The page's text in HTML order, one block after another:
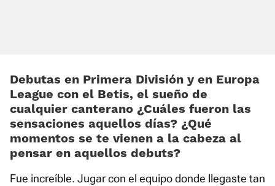
Debutas en Primera División y en Europa
League con el Betis, el sueño de
cualquier canterano ¿Cuáles fueron las
sensaciones aquellos días? ¿Qué
momentos se te vienen a la cabeza al
pensar en aquellos debuts?
Fue increíble. Jugar con el equipo donde llegaste tan